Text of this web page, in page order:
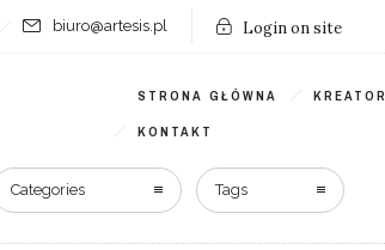
biuro@artesis.pl Login on site
STRONA GŁÓWNA KREATOR
KONTAKT
Categories Tags